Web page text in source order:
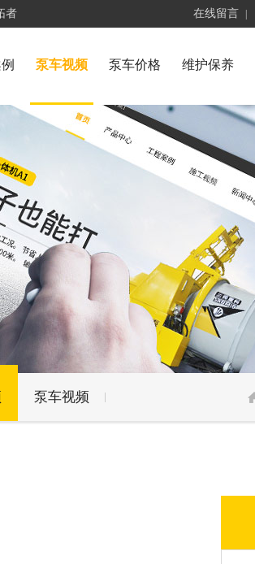
者 在线留言
泵车视频 泵车价格 维护保养
泵车视频